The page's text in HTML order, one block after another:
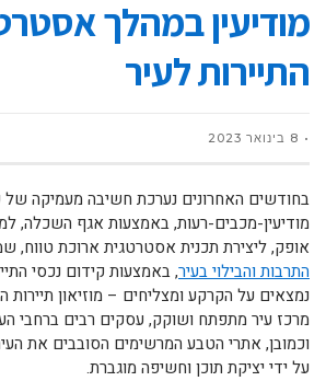
מודיעין במהלך
התיירות לעיר
8 בינואר 2023
בחודשים האחרונים נערכת חשיבה מעמיקה של
מודיעין-מכבים-רעות, באמצעות אגף השכלה,
אופק, ליצירת תכנית אסטרטגית ארוכת טווח,
התרבות והבילוי בעיר, באמצעות קידום נכסי
נמצאים על הקרקע ומצליחים – מוזיאון תיירות
מרכז עיר מתפתח ושוקק, עסקים רבים ברחבי
וכמובן, אתרי הטבע המרשימים הסובבים את
על ידי יציקת תוכן וחשיפה מוגברת.